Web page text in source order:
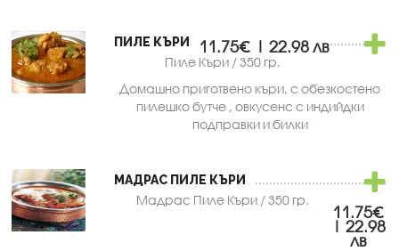
ПИЛЕ КЪРИ
Пиле Къри / 350 гр.
11.75€ | 22.98 лв
Домашно приготвено къри, с обезкостено
пилешко бутче , овкусенс с индийдки
подправки и билки
МАДРАС ПИЛЕ КЪРИ
Мадрас Пиле Къри / 350 гр.
11.75€
| 22.98
лв